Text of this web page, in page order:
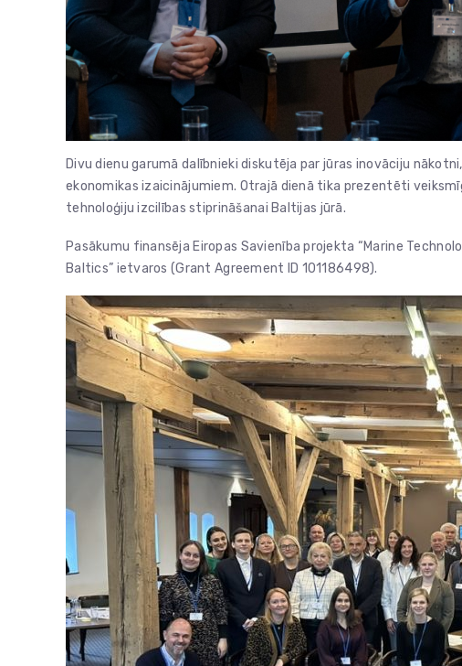
Divu dienu garumā dalībnieki diskutēja par jūras inovāciju
ekonomikas izaicinājumiem. Otrajā dienā tika prezentēti
tehnoloģiju izcilības stiprināšanai Baltijas jūrā.
Pasākumu finansēja Eiropas Savienība projekta “Marine
Baltics” ietvaros (Grant Agreement ID 101186498).